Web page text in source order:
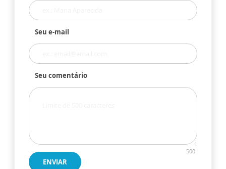
Seu e-mail
Seu comentário
500
ENVIAR